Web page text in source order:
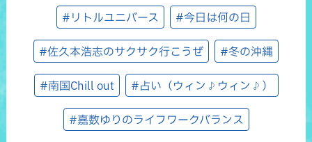
#リトルユニバース #今日は何の日
#佐久本浩志のサクサク行こうぜ #冬の沖縄
#南国Chill out #占い（ウィン♪ウィン♪）
#嘉数ゆりのライフワークバランス